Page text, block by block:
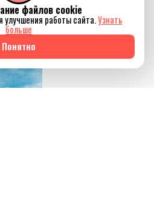
файлов cookie
улучшения работы сайта.Узнать
больше
Понятно